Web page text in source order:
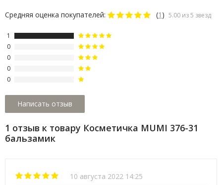
Средняя оценка покупателей: (1 ) 5.00 из 5 звезд
1
0
0
0
0
1 отзыв к товару Косметичка MUMI 376-31
бальзамик
10 августа 2022 14:25